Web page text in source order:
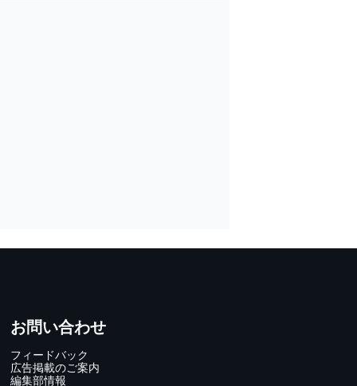
お問い合わせ
フィードバック
広告掲載のご案内
編集部情報